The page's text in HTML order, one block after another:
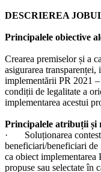
DESCRIEREA
Principalele obiective
Crearea premiselor și a
asigurarea
implementării PR 2021
condiții de legalitate a
implementarea acestui
Principalele atribuții și
· Soluționarea
beneficiari/beneficiari
ca obiect
propuse sau selectate în